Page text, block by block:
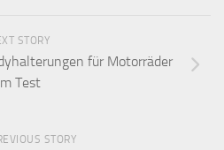
STORY
für Motorräder
Test
STORY